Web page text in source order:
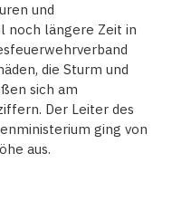
und
noch längere Zeit in
die Sturm und
sich am
Der Leiter des
ging von
aus.